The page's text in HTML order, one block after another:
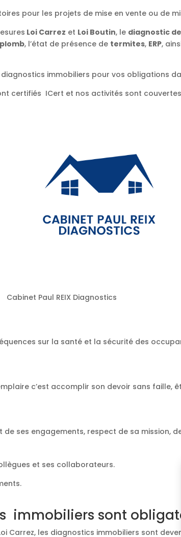
pour les projets de mise en vente ou de
Loi Carrez et Loi Boutin, le diagnostic
plomb, l’état de présence de termites, ERP,
immobiliers pour vos obligations
certifiés ICert et nos activités sont
Cabinet Paul REIX Diagnostics
sur la santé et la sécurité des
c’est accomplir son devoir sans faille,
ses engagements, respect de sa mission,
et ses collaborateurs.
immobiliers sont
Carrez, les diagnostics immobiliers sont